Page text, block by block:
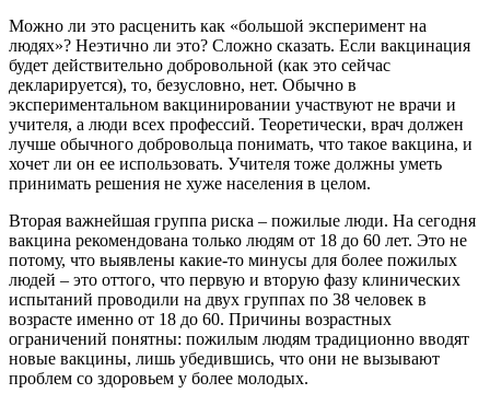
Можно ли это расценить как «большой эксперимент на
людях»? Неэтично ли это? Сложно сказать. Если вакцинация
будет действительно добровольной (как это сейчас
декларируется), то, безусловно, нет. Обычно в
экспериментальном вакцинировании участвуют не врачи и
учителя, а люди всех профессий. Теоретически, врач должен
лучше обычного добровольца понимать, что такое вакцина, и
хочет ли он ее использовать. Учителя тоже должны уметь
принимать решения не хуже населения в целом.
Вторая важнейшая группа риска – пожилые люди. На сегодня
вакцина рекомендована только людям от 18 до 60 лет. Это не
потому, что выявлены какие-то минусы для более пожилых
людей – это оттого, что первую и вторую фазу клинических
испытаний проводили на двух группах по 38 человек в
возрасте именно от 18 до 60. Причины возрастных
ограничений понятны: пожилым людям традиционно вводят
новые вакцины, лишь убедившись, что они не вызывают
проблем со здоровьем у более молодых.